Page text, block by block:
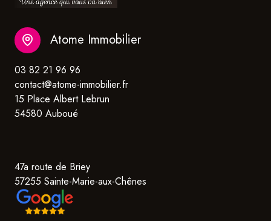
Atome Immobilier
03 82 21 96 96
contact@atome-immobilier.fr
15 Place Albert Lebrun
54580 Auboué
47a route de Briey
57255 Sainte-Marie-aux-Chênes